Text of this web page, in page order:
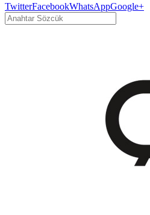
TwitterFacebookWhatsAppGoogle+